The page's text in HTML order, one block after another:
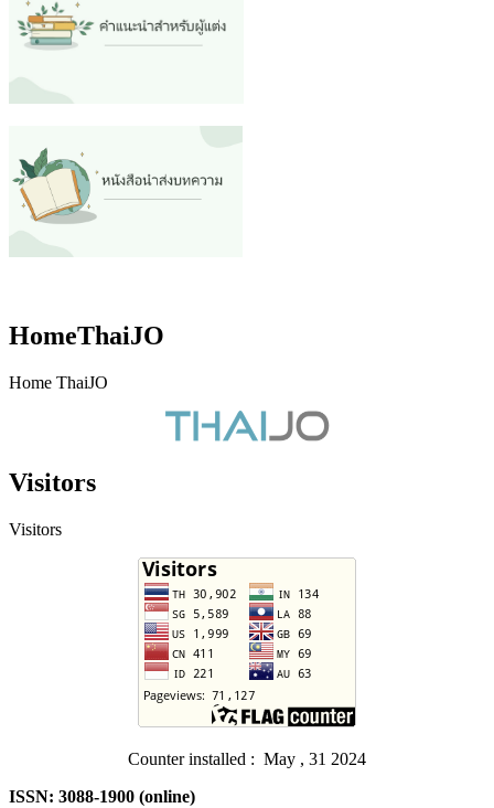
HomeThaiJO
Home ThaiJO
Visitors
Visitors
Counter installed : May , 31 2024
ISSN: 3088-1900 (online)